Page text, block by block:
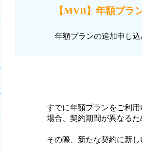
【MVB】年額プラ
年額プランの追加申し
すでに年額プランをご利
場合、 契約期間が異なるた
その際、新たな契約に新し